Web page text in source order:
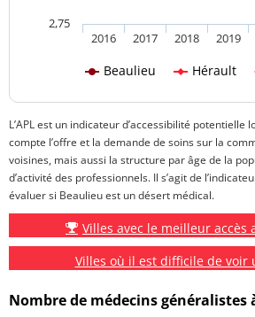
Beaulieu Hérault
2016 2017 2018 2019
2,75
L’APL est un indicateur d’accessibilité potentielle
compte l’offre et la demande de soins sur la
voisines, mais aussi la structure par âge de la
d’activité des professionnels. Il s’agit de
évaluer si Beaulieu est un désert médical.
Villes avec le meilleur accès
Villes où il est difficile de voir
Nombre de médecins généralistes